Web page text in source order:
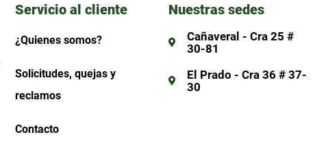
Servicio al cliente
¿Quienes somos?
Solicitudes, quejas y
reclamos
Contacto
Nuestras sedes
Cañaveral - Cra 25 #
30-81
El Prado - Cra 36 # 37-
30